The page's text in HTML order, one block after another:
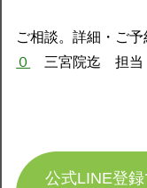
ご相談。詳細・ご予
０
三宮院迄 担
公式LINE登